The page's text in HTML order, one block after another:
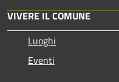
VIVERE IL COMUNE
Luoghi
Eventi